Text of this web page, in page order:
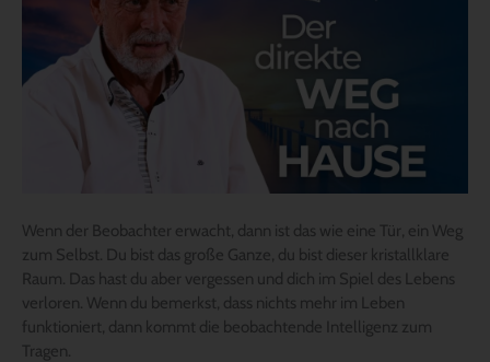
Wenn der Beobachter erwacht, dann ist das wie eine Tür, ein Weg
zum Selbst. Du bist das große Ganze, du bist dieser kristallklare
Raum. Das hast du aber vergessen und dich im Spiel des Lebens
verloren. Wenn du bemerkst, dass nichts mehr im Leben
funktioniert, dann kommt die beobachtende Intelligenz zum
Tragen.
Hause